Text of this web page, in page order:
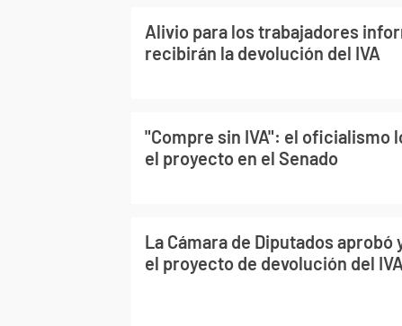
Alivio para los trabajadores
recibirán la devolución del IVA
"Compre sin IVA": el oficialismo
el proyecto en el Senado
La Cámara de Diputados aprobó
el proyecto de devolución del IVA